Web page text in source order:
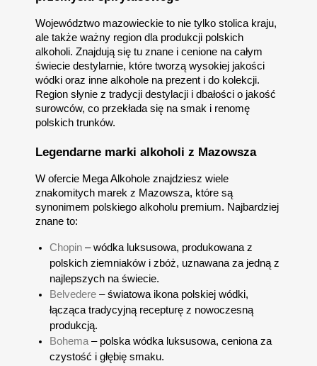
Województwo mazowieckie to nie tylko stolica kraju,
ale także ważny region dla produkcji polskich
alkoholi. Znajdują się tu znane i cenione na całym
świecie destylarnie, które tworzą wysokiej jakości
wódki oraz inne alkohole na prezent i do kolekcji.
Region słynie z tradycji destylacji i dbałości o jakość
surowców, co przekłada się na smak i renomę
polskich trunków.
Legendarne marki alkoholi z Mazowsza
W ofercie Mega Alkohole znajdziesz wiele
znakomitych marek z Mazowsza, które są
synonimem polskiego alkoholu premium. Najbardziej
znane to:
Chopin – wódka luksusowa, produkowana z
polskich ziemniaków i zbóż, uznawana za jedną z
najlepszych na świecie.
Belvedere – światowa ikona polskiej wódki,
łącząca tradycyjną recepturę z nowoczesną
produkcją.
Bohema – polska wódka luksusowa, ceniona za
czystość i głębię smaku.